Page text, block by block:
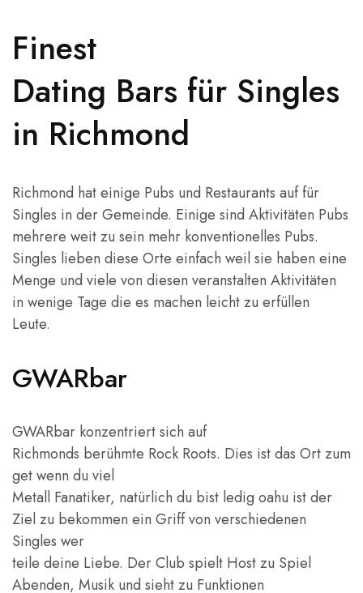
Finest
Dating Bars für Singles
in Richmond
Richmond hat einige Pubs und Restaurants auf für
Singles in der Gemeinde. Einige sind Aktivitäten Pubs
mehrere weit zu sein mehr konventionelles Pubs.
Singles lieben diese Orte einfach weil sie haben eine
Menge und viele von diesen veranstalten Aktivitäten
in wenige Tage die es machen leicht zu erfüllen
Leute.
GWARbar
GWARbar konzentriert sich auf
Richmonds berühmte Rock Roots. Dies ist das Ort zum
get wenn du viel
Metall Fanatiker, natürlich du bist ledig oahu ist der
Ziel zu bekommen ein Griff von verschiedenen
Singles wer
teile deine Liebe. Der Club spielt Host zu Spiel
Abenden, Musik und sieht zu Funktionen